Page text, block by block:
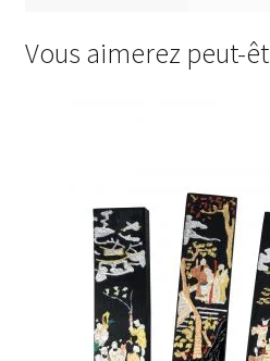
Vous aimerez peut-